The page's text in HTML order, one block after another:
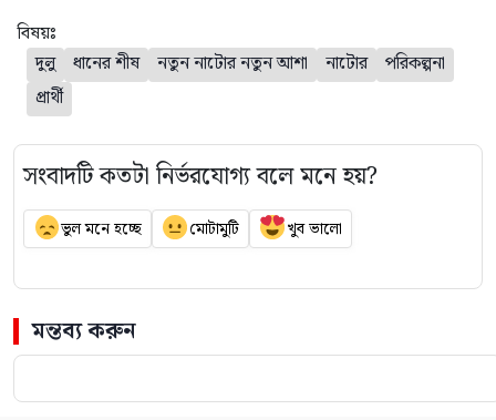
বিষয়ঃ
দুলু
ধানের শীষ নতুন নাটোর নতুন আশা নাটোর
পরিকল্পনা
প্রার্থী
সংবাদটি কতটা নির্ভরযোগ্য বলে মনে হয়?
ভুল মনে হচ্ছে মোটামুটি খুব ভালো
মন্তব্য করুন